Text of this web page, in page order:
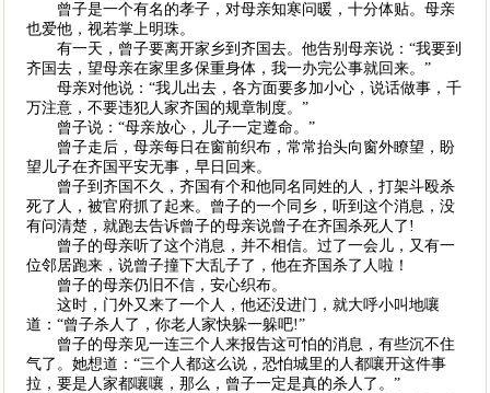
曾子是一个有名的孝子，对母亲知寒问暖，十分体贴。母亲
也爱他，视若掌上明珠。
有一天，曾子要离开家乡到齐国去。他告别母亲说：“我要到
齐国去，望母亲在家里多保重身体，我一办完公事就回来。”
母亲对他说：“我儿出去，各方面要多加小心，说话做事，千
万注意，不要违犯人家齐国的规章制度。”
曾子说：“母亲放心，儿子一定遵命。”
曾子走后，母亲每日在窗前织布，常常抬头向窗外瞭望，盼
望儿子在齐国平安无事，早日回来。
曾子到齐国不久，齐国有个和他同名同姓的人，打架斗殴杀
死了人，被官府抓了起来。曾子的一个同乡，听到这个消息，没
有问清楚，就跑去告诉曾子的母亲说曾子在齐国杀死人了!
曾子的母亲听了这个消息，并不相信。过了一会儿，又有一
位邻居跑来，说曾子撞下大乱子了，他在齐国杀了人啦！
曾子的母亲仍旧不信，安心织布。
这时，门外又来了一个人，他还没进门，就大呼小叫地嚷
道：“曾子杀人了，你老人家快躲一躲吧!”
曾子的母亲见一连三个人来报告这可怕的消息，有些沉不住
气了。她想道：“三个人都这么说，恐怕城里的人都嚷开这件事
拉，要是人家都嚷嚷，那么，曾子一定是真的杀人了。”